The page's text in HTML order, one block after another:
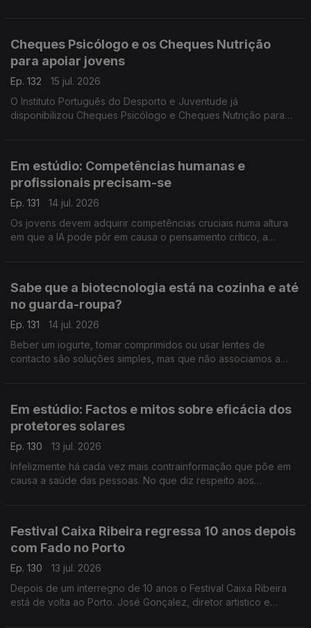
Cheques Psicólogo e os Cheques Nutrição
para apoiar jovens
Ep. 132
15 jul. 2026
O Instituto Português do Desporto e Juventude já
disponibilizou Cheques Psicólogo e Cheques Nutrição para
Em estúdio: Competências humanas e
profissionais precisam-se
Ep. 131
14 jul. 2026
Os jovens devem adquirir competências cruciais numa altura
em que a IA pode pôr em causa o pensamento crítico, a
Sabe que a biotecnologia está na cozinha e até
no guarda-roupa?
Ep. 131
14 jul. 2026
Beber um iogurte, tomar comprimidos ou usar lentes de
contacto são soluções simples, mas que não associamos a
Em estúdio: Factos e mitos sobre eficácia dos
protetores solares
Ep. 130
13 jul. 2026
Infelizmente há cada vez mais contrainformação que põe em
causa a saúde das pessoas. No que diz respeito aos
Festival Caixa Ribeira regressa 10 anos depois
com Fado no Porto
Ep. 130
13 jul. 2026
Depois de um interregno de 10 anos o Festival Caixa Ribeira
está de volta ao Porto. José Gonçalez, diretor artistico e